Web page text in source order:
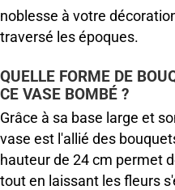
noblesse à votre
traversé les époques.
QUELLE FORME DE
CE VASE BOMBÉ ?
Grâce à sa base large et
vase est l'allié des
hauteur de 24 cm permet
tout en laissant les fleurs